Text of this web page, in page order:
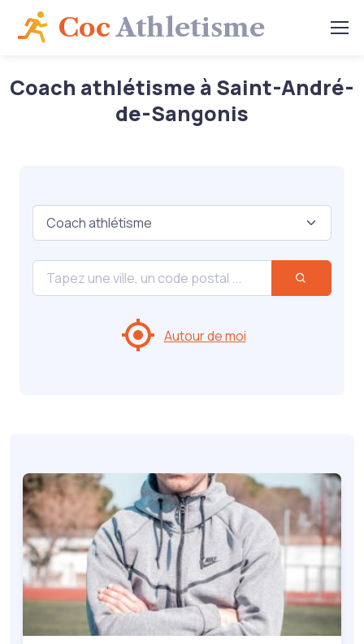
CocAthletisme
Coach athlétisme à Saint-André-
de-Sangonis
Autour de moi